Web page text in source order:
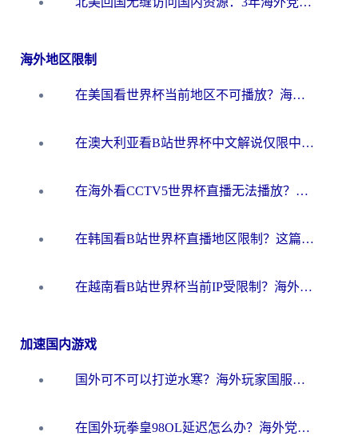
海外地区限制
在美国看世界杯当前地区不可播放？海外党体育观赛终极指南来了！
在澳大利亚看B站世界杯中文解说仅限中国大陆？这篇指南帮你打破限制看遍赛事
在海外看CCTV5世界杯直播无法播放？这篇指南让你和国内球迷同步呐喊
在韩国看B站世界杯直播地区限制？这篇指南让你告别“当前地区不可播放”
在越南看B站世界杯当前IP受限制？海外党体育观赛终极指南来了
加速国内游戏
国外可不可以打逆水寒？海外玩家国服畅玩终极指南（附漫威荒野乱斗加速方案）
在国外玩拳皇98OL延迟怎么办？海外党亲测有效的低延迟指南